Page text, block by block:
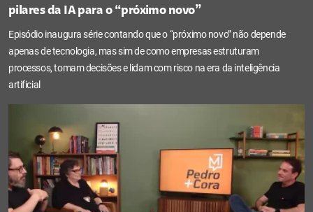
pilares da IA para o “próximo novo”
Episódio inaugura série contando que o “próximo novo” não depende
apenas de tecnologia, mas sim de como empresas estruturam
processos, tomam decisões e lidam com risco na era da inteligência
artificial